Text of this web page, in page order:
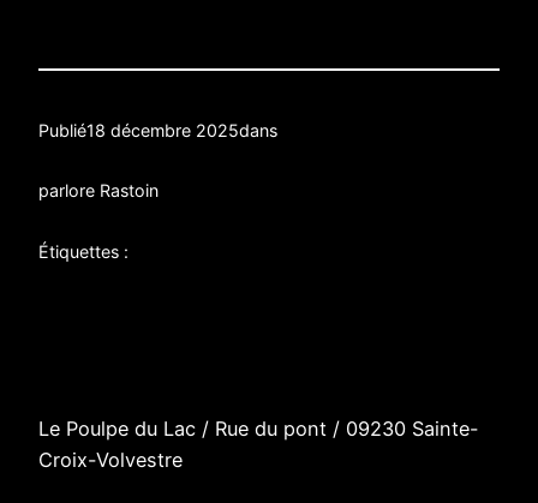
Publié18 décembre 2025dans
parlore Rastoin
Étiquettes :
Le Poulpe du Lac / Rue du pont / 09230 Sainte-
Croix-Volvestre